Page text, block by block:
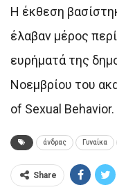
Η έκθεση
έλαβαν μέρος
ευρήματά της
Νοεμβρίου του
of Sexual Behavior.
άνδρας Γυναίκα
Share